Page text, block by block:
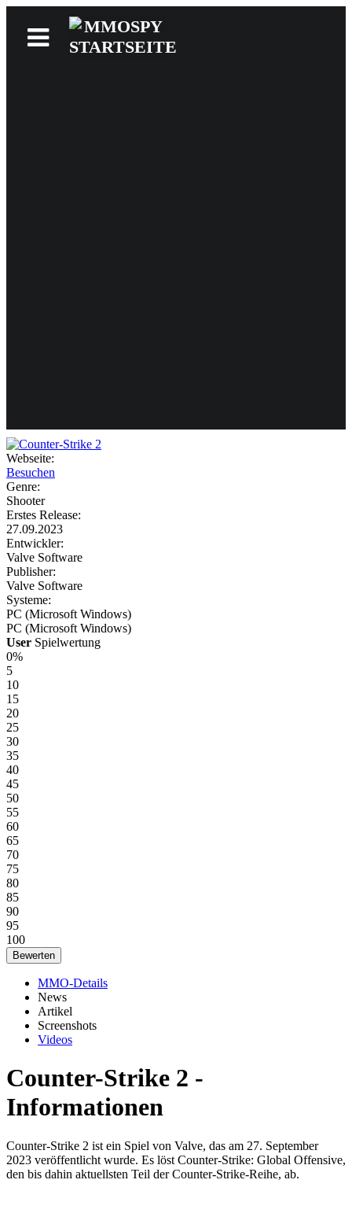
Webseite:
Besuchen
Genre:
Shooter
Erstes Release:
27.09.2023
Entwickler:
Valve Software
Publisher:
Valve Software
Systeme:
PC (Microsoft Windows)
PC (Microsoft Windows)
User Spielwertung
0%
5
10
15
20
25
30
35
40
45
50
55
60
65
70
75
80
85
90
95
100
MMO-Details
News
Artikel
Screenshots
Videos
Counter-Strike 2 -
Informationen
Counter-Strike 2 ist ein Spiel von Valve, das am 27. September
2023 veröffentlicht wurde. Es löst Counter-Strike: Global Offensive,
den bis dahin aktuellsten Teil der Counter-Strike-Reihe, ab.